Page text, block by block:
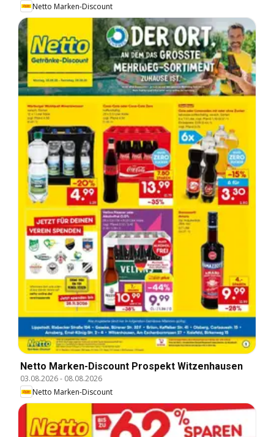
Netto Marken-Discount
Netto Marken-Discount Prospekt Witzenhausen
03.08.2026- 08.08.2026
Netto Marken-Discount